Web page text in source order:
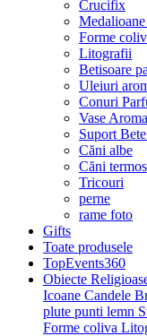
Crucifix
Forme
Litografii
Betisoare
Uleiuri
Conuri
Vase
Suport
Căni albe
Căni
Tricouri
perne
rame foto
Gifts
Toate produsele
TopEvents360
Obiecte
Icoane Candele
plute punti lemn
Forme coliva